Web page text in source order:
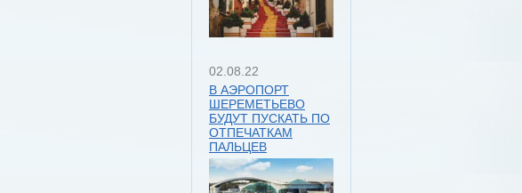
02.08.22
В АЭРОПОРТ
ШЕРЕМЕТЬЕВО
БУДУТ ПУСКАТЬ ПО
ОТПЕЧАТКАМ
ПАЛЬЦЕВ